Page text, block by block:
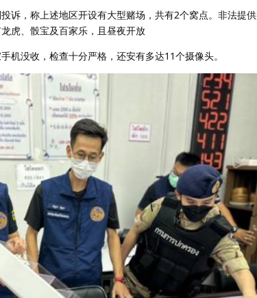
诉，称上述地区开设有大型赌场，共有2个窝点。非法提
虎、骰宝及百家乐，且昼夜开放
机没收，检查十分严格，还安有多达11个摄像头。